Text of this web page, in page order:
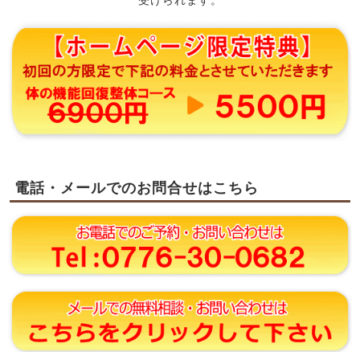
電話・メールでのお問合せはこちら